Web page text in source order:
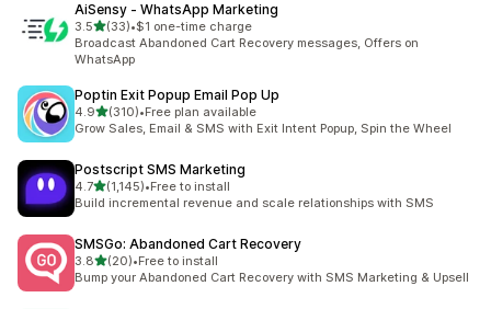
AiSensy ‑ WhatsApp Marketing
3.55つ星中
(33)
合計レビュー数：33件
•$1 one-time charge
Broadcast Abandoned Cart Recovery messages, Offers on
WhatsApp
Poptin Exit Popup Email Pop Up
4.95つ星中
(310)
合計レビュー数：310件
•Free plan available
Grow Sales, Email & SMS with Exit Intent Popup, Spin the Wheel
Postscript SMS Marketing
4.75つ星中
(1,145)
合計レビュー数：1145件
•Free to install
Build incremental revenue and scale relationships with SMS
SMSGo: Abandoned Cart Recovery
3.85つ星中
(20)
合計レビュー数：20件
•Free to install
Bump your Abandoned Cart Recovery with SMS Marketing & Upsell